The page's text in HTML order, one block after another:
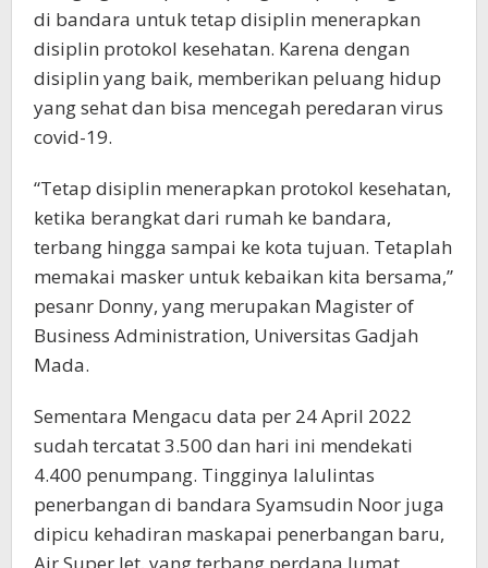
di bandara untuk tetap disiplin menerapkan
disiplin protokol kesehatan. Karena dengan
disiplin yang baik, memberikan peluang hidup
yang sehat dan bisa mencegah peredaran virus
covid-19.
“Tetap disiplin menerapkan protokol kesehatan,
ketika berangkat dari rumah ke bandara,
terbang hingga sampai ke kota tujuan. Tetaplah
memakai masker untuk kebaikan kita bersama,”
pesanr Donny, yang merupakan Magister of
Business Administration, Universitas Gadjah
Mada.
Sementara Mengacu data per 24 April 2022
sudah tercatat 3.500 dan hari ini mendekati
4.400 penumpang. Tingginya lalulintas
penerbangan di bandara Syamsudin Noor juga
dipicu kehadiran maskapai penerbangan baru,